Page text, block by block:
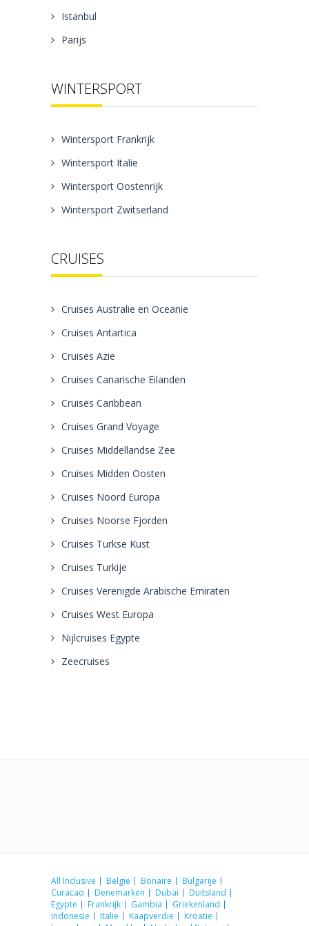
Istanbul
Parijs
WINTERSPORT
Wintersport Frankrijk
Wintersport Italie
Wintersport Oostenrijk
Wintersport Zwitserland
CRUISES
Cruises Australie en Oceanie
Cruises Antartica
Cruises Azie
Cruises Canarische Eilanden
Cruises Caribbean
Cruises Grand Voyage
Cruises Middellandse Zee
Cruises Midden Oosten
Cruises Noord Europa
Cruises Noorse Fjorden
Cruises Turkse Kust
Cruises Turkije
Cruises Verenigde Arabische Emiraten
Cruises West Europa
Nijlcruises Egypte
Zeecruises
All Inclusive Belgie Bonaire
Bulgarije
Curacao
Denemarken Dubai
Duitsland
Egypte
Frankrijk Gambia
Griekenland
Indonesie
Italie Kaapverdie
Kroatie